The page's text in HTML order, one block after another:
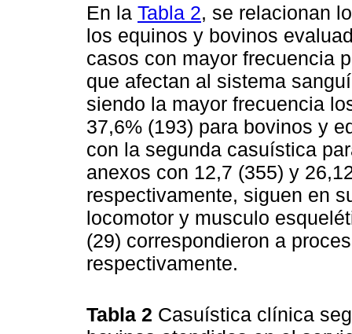
En la Tabla 2, se relacionan
los equinos y bovinos
casos con mayor frecuencia
que afectan al sistema
siendo la mayor frecuencia
37,6% (193) para bovinos y
con la segunda casuística
anexos con 12,7 (355) y
respectivamente, siguen en
locomotor y musculo
(29) correspondieron a
respectivamente.
Tabla 2 Casuística clínica